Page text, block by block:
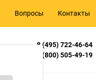
Вопросы Контакты
8 (495) 722-46-64
8 (800) 505-49-19